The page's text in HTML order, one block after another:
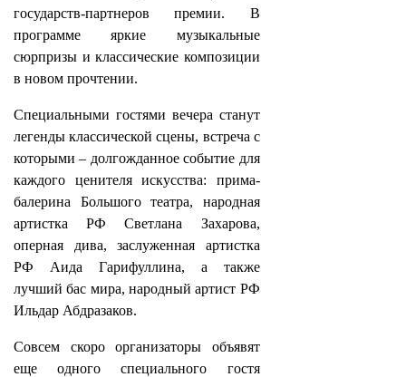
государств-партнеров премии. В
программе яркие музыкальные
сюрпризы и классические композиции
в новом прочтении.
Специальными гостями вечера станут
легенды классической сцены, встреча с
которыми – долгожданное событие для
каждого ценителя искусства: прима-
балерина Большого театра, народная
артистка РФ Светлана Захарова,
оперная дива, заслуженная артистка
РФ Аида Гарифуллина, а также
лучший бас мира, народный артист РФ
Ильдар Абдразаков.
Совсем скоро организаторы объявят
еще одного специального гостя